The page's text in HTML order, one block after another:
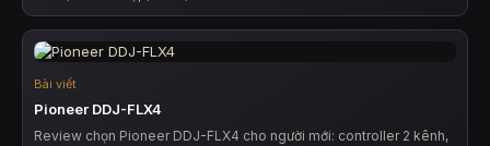
Bài viết
Pioneer DDJ-FLX4
Review chọn Pioneer DDJ-FLX4 cho người mới: controller 2 kênh,